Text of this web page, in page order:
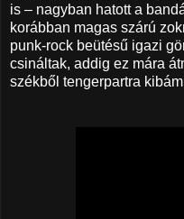
is – nagyban hatott a
korábban magas szárú
punk-rock beütésű igazi
csináltak, addig ez mára
székből tengerpartra